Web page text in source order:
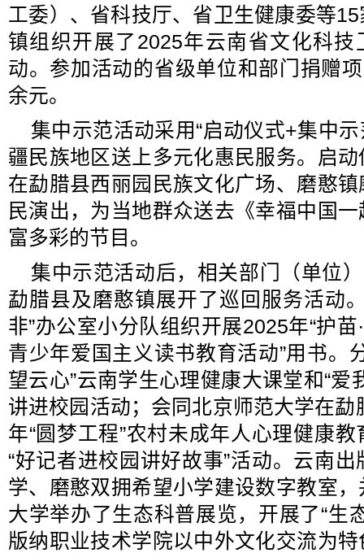
工委）、省科技厅、省卫生健康委等
镇组织开展了2025年云南省文化科技
动。参加活动的省级单位和部门捐赠
余元。
集中示范活动采用“启动仪式+集中
疆民族地区送上多元化惠民服务。启
在勐腊县西丽园民族文化广场、磨憨
民演出，为当地群众送去《幸福中国
富多彩的节目。
集中示范活动后，相关部门（单位
勐腊县及磨憨镇展开了巡回服务活动
非”办公室小分队组织开展2025年“护苗
青少年爱国主义读书教育活动”用书。
望云心”云南学生心理健康大课堂和“爱
讲进校园活动；会同北京师范大学在
年“圆梦工程”农村未成年人心理健康
“好记者进校园讲好故事”活动。云南
学、磨憨双拥希望小学建设数字教室
大学举办了生态科普展览，开展了“生
版纳职业技术学院以中外文化交流为